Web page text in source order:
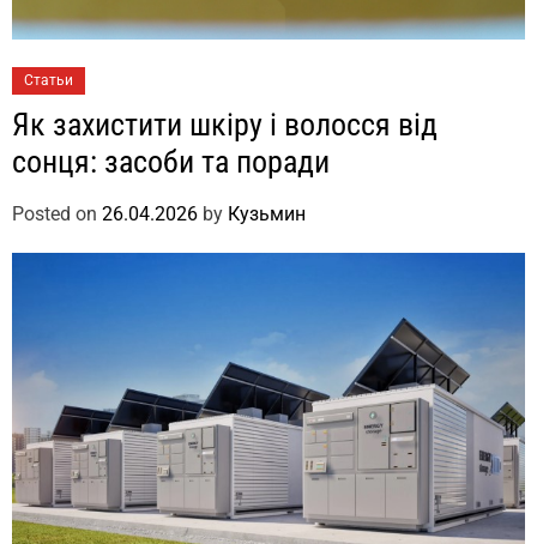
Статьи
Як захистити шкіру і волосся від
сонця: засоби та поради
Posted on 26.04.2026 by Кузьмин